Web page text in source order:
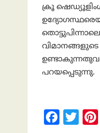
ക്രൂ
പറയപ്പെടുന്നു.
Fa T